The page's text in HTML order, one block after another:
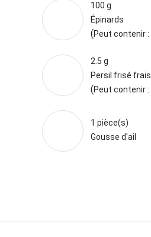
100 g
Épinards
(Peut contenir :
2.5 g
Persil frisé frais
(Peut contenir :
1 pièce(s)
Gousse d'ail